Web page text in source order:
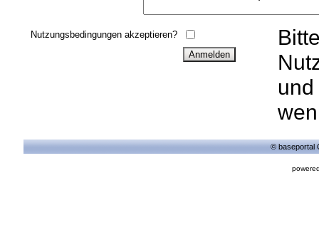
Nutzungsbedingungen akzeptieren?
© baseportal